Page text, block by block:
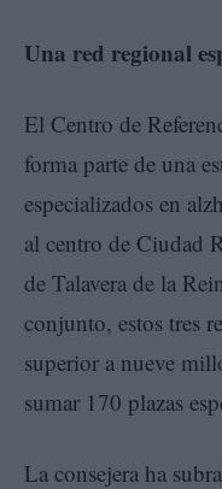
Una red regional
El Centro de
forma parte de una
especializados en
al centro de Ciudad
de Talavera de la
conjunto, estos tres
superior a nueve
sumar 170 plazas
La consejera ha